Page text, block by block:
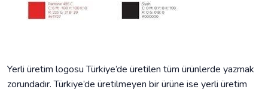
Yerli üretim logosu Türkiye’de üretilen tüm ürünlerde yazmak
zorundadır. Türkiye’de üretilmeyen bir ürüne ise yerli üretim